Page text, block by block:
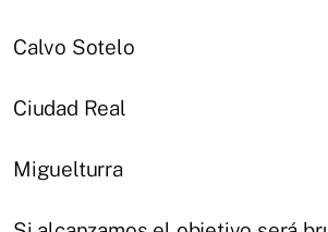
Calvo Sotelo
Ciudad Real
Miguelturra